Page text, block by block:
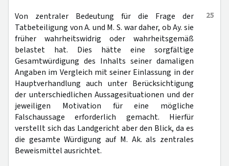
25
Von zentraler Bedeutung für die Frage der
Tatbeteiligung von A. und M. S. war daher, ob Ay. sie
früher wahrheitswidrig oder wahrheitsgemäß
belastet hat. Dies hätte eine sorgfältige
Gesamtwürdigung des Inhalts seiner damaligen
Angaben im Vergleich mit seiner Einlassung in der
Hauptverhandlung auch unter Berücksichtigung
der unterschiedlichen Aussagesituationen und der
jeweiligen Motivation für eine mögliche
Falschaussage erforderlich gemacht. Hierfür
verstellt sich das Landgericht aber den Blick, da es
die gesamte Würdigung auf M. Ak. als zentrales
Beweismittel ausrichtet.